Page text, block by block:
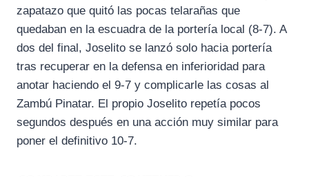
zapatazo que quitó las pocas telarañas que
quedaban en la escuadra de la portería local (8-7). A
dos del final, Joselito se lanzó solo hacia portería
tras recuperar en la defensa en inferioridad para
anotar haciendo el 9-7 y complicarle las cosas al
Zambú Pinatar. El propio Joselito repetía pocos
segundos después en una acción muy similar para
poner el definitivo 10-7.